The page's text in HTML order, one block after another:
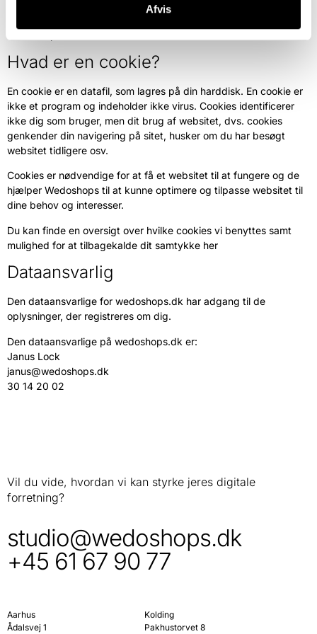
Afvis
Ud over de personoplysninger, som du selv opgiver i forbindelse
Hvad er en cookie?
En cookie er en datafil, som lagres på din harddisk. En cookie er
ikke et program og indeholder ikke virus. Cookies identificerer
ikke dig som bruger, men dit brug af websitet, dvs. cookies
genkender din navigering på sitet, husker om du har besøgt
websitet tidligere osv.
Cookies er nødvendige for at få et websitet til at fungere og de
hjælper Wedoshops til at kunne optimere og tilpasse websitet til
dine behov og interesser.
Du kan finde en oversigt over hvilke cookies vi benyttes samt
mulighed for at tilbagekalde dit samtykke her
Dataansvarlig
Den dataansvarlige for wedoshops.dk har adgang til de
oplysninger, der registreres om dig.
Den dataansvarlige på wedoshops.dk er:
Janus Lock
janus@wedoshops.dk
30 14 20 02
Vil du vide, hvordan vi kan styrke jeres digitale
forretning?
studio@wedoshops.dk
+45 61 67 90 77
Aarhus
Ådalsvej 1
Kolding
Pakhustorvet 8